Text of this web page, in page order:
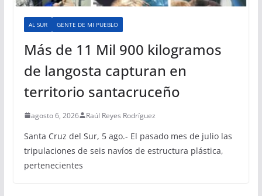
AL SUR GENTE DE MI PUEBLO
Más de 11 Mil 900 kilogramos
de langosta capturan en
territorio santacruceño
agosto 6, 2026 Raúl Reyes Rodríguez
Santa Cruz del Sur, 5 ago.- El pasado mes de julio las
tripulaciones de seis navíos de estructura plástica,
pertenecientes